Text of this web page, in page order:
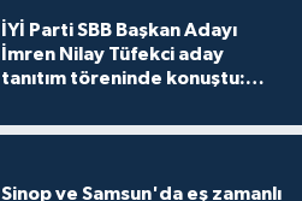
İYİ Parti SBB Başkan Adayı
İmren Nilay Tüfekci aday
tanıtım töreninde konuştu:
Sinop ve Samsun'da eş zamanlı